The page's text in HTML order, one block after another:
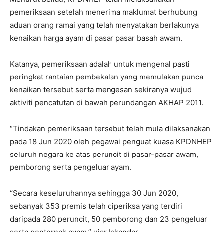
pemeriksaan setelah menerima maklumat berhubung
aduan orang ramai yang telah menyatakan berlakunya
kenaikan harga ayam di pasar pasar basah awam.
Katanya, pemeriksaan adalah untuk mengenal pasti
peringkat rantaian pembekalan yang memulakan punca
kenaikan tersebut serta mengesan sekiranya wujud
aktiviti pencatutan di bawah perundangan AKHAP 2011.
“Tindakan pemeriksaan tersebut telah mula dilaksanakan
pada 18 Jun 2020 oleh pegawai penguat kuasa KPDNHEP
seluruh negara ke atas peruncit di pasar-pasar awam,
pemborong serta pengeluar ayam.
“Secara keseluruhannya sehingga 30 Jun 2020,
sebanyak 353 premis telah diperiksa yang terdiri
daripada 280 peruncit, 50 pemborong dan 23 pengeluar